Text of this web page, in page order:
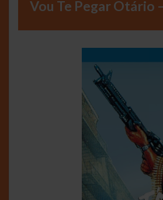
Vou Te Pegar Otário